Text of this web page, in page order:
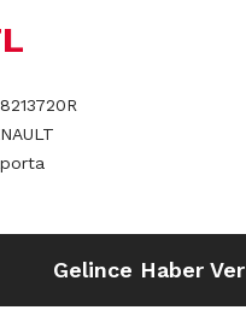
Gelince Haber Ver